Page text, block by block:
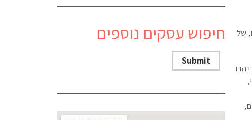
של
הדו
חיפוש עסקים נוספים